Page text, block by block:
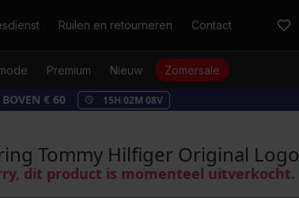
Ruilen en retourneren Contact
Premium Nieuw Zomersale
€ 60 15H 02M 07V
Tommy Hilfiger Original Logo
dit product is momenteel uitverkocht.